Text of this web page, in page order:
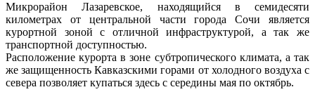
Микрорайон Лазаревское, находящийся в семидесяти
километрах от центральной части города Сочи является
курортной зоной с отличной инфраструктурой, а так же
транспортной доступностью.
Расположение курорта в зоне субтропического климата, а так
же защищенность Кавказскими горами от холодного воздуха с
севера позволяет купаться здесь с середины мая по октябрь.